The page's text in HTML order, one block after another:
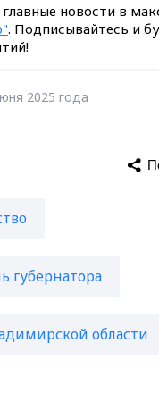
новости в
. Подписывайтесь и
2025 года
губернатора
области